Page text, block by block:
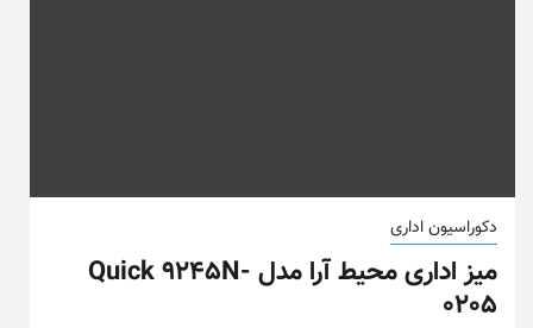
دکوراسیون اداری
میز اداری محیط آرا مدل Quick 9245N-
0205